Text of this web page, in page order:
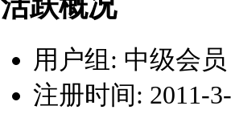
用户组: 中级会员
注册时间: 2011-